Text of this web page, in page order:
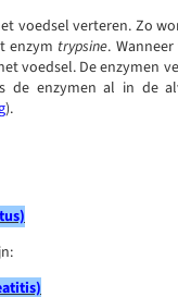
voedsel verteren. Zo
enzym trypsine.
voedsel. De enzymen
de enzymen al in de
).